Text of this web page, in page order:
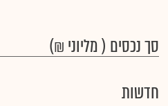
סך נכסים ( מליוני ₪)
חדשות